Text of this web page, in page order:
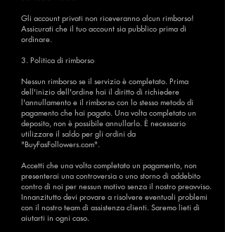
Gli account privati ​​non riceveranno alcun rimborso!
Assicurati che il tuo account sia pubblico prima di
ordinare.
3. Politica di rimborso
Nessun rimborso se il servizio è completato. Prima
dell'inizio dell'ordine hai il diritto di richiedere
l'annullamento e il rimborso con lo stesso metodo di
pagamento che hai pagato. Una volta completato un
deposito, non è possibile annullarlo. È necessario
utilizzare il saldo per gli ordini da
"BuyFasFollowers.com".
Accetti che una volta completato un pagamento, non
presenterai una controversia o uno storno di addebito
contro di noi per nessun motivo senza il nostro preavviso.
Innanzitutto devi provare a risolvere eventuali problemi
con il nostro team di assistenza clienti. Saremo lieti di
aiutarti in ogni caso.